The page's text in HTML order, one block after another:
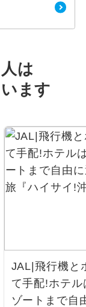
は
ます
JAL|飛行機と
て手配!ホテ
ゾートまで自